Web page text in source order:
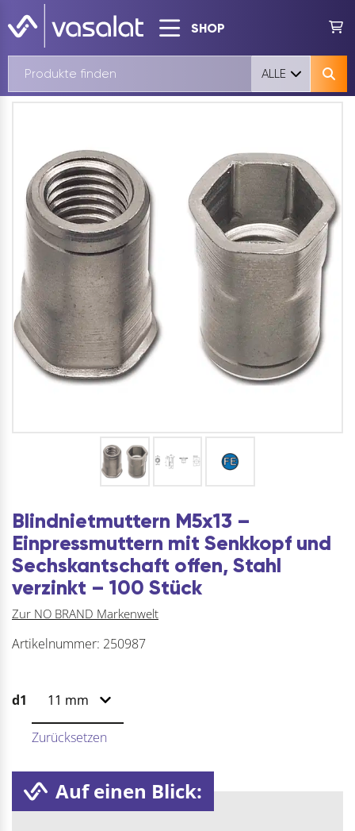
SHOP
ALLE
Blindnietmuttern M5x13 –
Einpressmuttern mit Senkkopf und
Sechskantschaft offen, Stahl
verzinkt – 100 Stück
Zur NO BRAND Markenwelt
Artikelnummer: 250987
d1
Zurücksetzen
Auf einen Blick: